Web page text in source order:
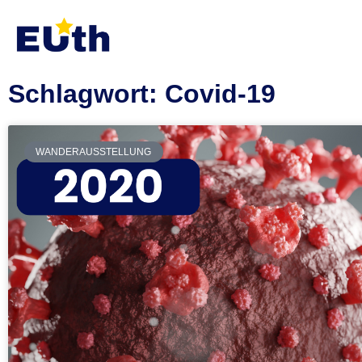
Schlagwort: Covid-19
WANDERAUSSTELLUNG